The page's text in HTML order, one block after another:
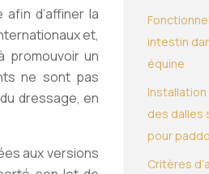
d’affiner la
et,
promouvoir un
ne sont pas
dressage, en
aux versions
intestin
équine
des dalles
pour
Critères